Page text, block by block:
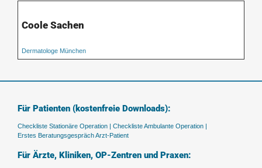
Coole Sachen
Dermatologe München
Für Patienten (kostenfreie Downloads):
Checkliste Stationäre Operation | Checkliste Ambulante Operation |
Erstes Beratungsgespräch Arzt-Patient
Für Ärzte, Kliniken, OP-Zentren und Praxen: